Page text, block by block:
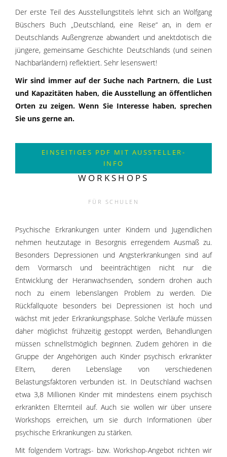
Der erste Teil des Ausstellungstitels lehnt sich an Wolfgang
Büschers Buch „Deutschland, eine Reise“ an, in dem er
Deutschlands Außengrenze abwandert und anektdotisch die
jüngere, gemeinsame Geschichte Deutschlands (und seinen
Nachbarländern) reflektiert. Sehr lesenswert!
Wir sind immer auf der Suche nach Partnern, die Lust
und Kapazitäten haben, die Ausstellung an öffentlichen
Orten zu zeigen. Wenn Sie Interesse haben, sprechen
Sie uns gerne an.
EINSEITIGES PDF MIT AUSSTELLER-
INFO
WORKSHOPS
FÜR SCHULEN
Psychische Erkrankungen unter Kindern und Jugendlichen
nehmen heutzutage in Besorgnis erregendem Ausmaß zu.
Besonders Depressionen und Angsterkrankungen sind auf
dem Vormarsch und beeinträchtigen nicht nur die
Entwicklung der Heranwachsenden, sondern drohen auch
noch zu einem lebenslangen Problem zu werden. Die
Rückfallquote besonders bei Depressionen ist hoch und
wächst mit jeder Erkrankungsphase. Solche Verläufe müssen
daher möglichst frühzeitig gestoppt werden, Behandlungen
müssen schnellstmöglich beginnen. Zudem gehören in die
Gruppe der Angehörigen auch Kinder psychisch erkrankter
Eltern, deren Lebenslage von verschiedenen
Belastungsfaktoren verbunden ist. In Deutschland wachsen
etwa 3,8 Millionen Kinder mit mindestens einem psychisch
erkrankten Elternteil auf. Auch sie wollen wir über unsere
Workshops erreichen, um sie durch Informationen über
psychische Erkrankungen zu stärken.
Mit folgendem Vortrags- bzw. Workshop-Angebot richten wir